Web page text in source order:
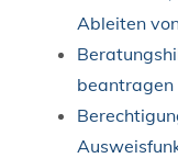
Ableiten
beantragen